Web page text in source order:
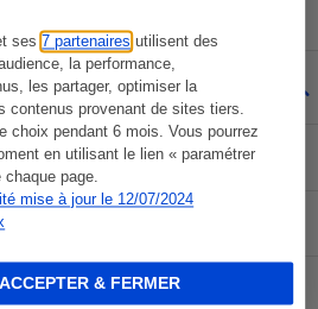
ses7 partenaires utilisent des
la performance,
les partager, optimiser la
contenus provenant de sites tiers.
choix pendant 6 mois. Vous pourrez
en utilisant le lien « paramétrer
chaque page.
mise à jour le 12/07/2024
& FERMER
Oui
390 x 450 pixels